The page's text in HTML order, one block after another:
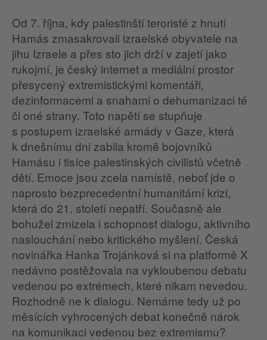
Od 7. října, kdy palestinští teroristé z hnutí
Hamás zmasakrovali izraelské obyvatele na
jihu Izraele a přes sto jich drží v zajetí jako
rukojmí, je český internet a mediální prostor
přesycený extremistickými komentáři,
dezinformacemi a snahami o dehumanizaci té
či oné strany. Toto napětí se stupňuje
s postupem izraelské armády v Gaze, která
k dnešnímu dni zabila kromě bojovníků
Hamásu i tisíce palestinských civilistů včetně
dětí. Emoce jsou zcela namístě, neboť jde o
naprosto bezprecedentní humanitární krizi,
která do 21. století nepatří. Současně ale
bohužel zmizela i schopnost dialogu, aktivního
naslouchání nebo kritického myšlení. Česká
novinářka Hanka Trojánková si na platformě X
nedávno postěžovala na vykloubenou debatu
vedenou po extrémech, které nikam nevedou.
Rozhodně ne k dialogu. Nemáme tedy už po
měsících vyhrocených debat konečně nárok
na komunikaci vedenou bez extremismu?